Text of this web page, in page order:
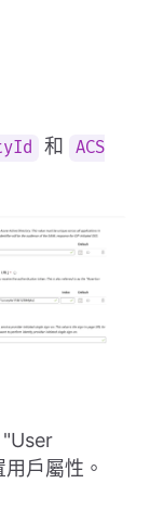
和
ACS
戶屬性。